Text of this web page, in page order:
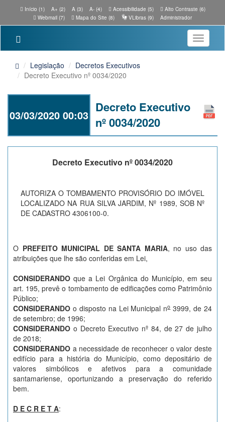
Início (1) A+ (2) A (3) A- (4) Acessibilidade (5)
Alto Contraste (6)
Webmail (7)
Mapa do Site (8) VLibras (9) Administrador
Toggle
Legislação
Decretos Executivos
Decreto Executivo nº 0034/2020
03/03/2020 00:03
Decreto Executivo
nº 0034/2020
Decreto Executivo nº 0034/2020
AUTORIZA O TOMBAMENTO PROVISÓRIO DO IMÓVEL
LOCALIZADO NA RUA SILVA JARDIM, Nº 1989, SOB Nº
DE CADASTRO 4306100-0.
O PREFEITO MUNICIPAL DE SANTA MARIA, no uso das
atribuições que lhe são conferidas em Lei,
CONSIDERANDO que a Lei Orgânica do Município, em seu
art. 195, prevê o tombamento de edificações como Patrimônio
Público;
CONSIDERANDO o disposto na Lei Municipal no3999, de 24
de setembro; de 1996;
CONSIDERANDO o Decreto Executivo nº 84, de 27 de julho
de 2018;
CONSIDERANDO a necessidade de reconhecer o valor deste
edifício para a história do Município, como depositário de
valores simbólicos e afetivos para a comunidade
santamariense, oportunizando a preservação do referido
bem.
D E C R E T A: